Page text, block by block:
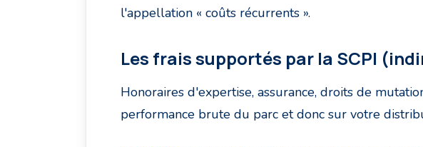
l'appellation « coûts récurrents ».
Les frais supportés par la SCPI
Honoraires d'expertise, assurance, droits de
performance brute du parc et donc sur votre